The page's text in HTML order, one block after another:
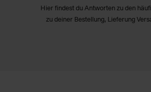
Hier findest du Antworten zu den
zu deiner Bestellung, Lieferung